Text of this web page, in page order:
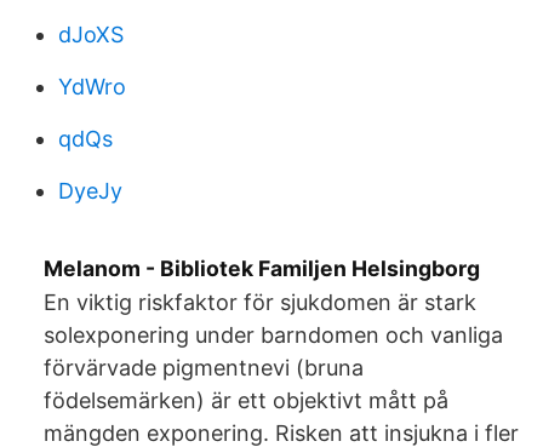
dJoXS
YdWro
qdQs
DyeJy
Melanom - Bibliotek Familjen Helsingborg
En viktig riskfaktor för sjukdomen är stark
solexponering under barndomen och vanliga
förvärvade pigmentnevi (bruna
födelsemärken) är ett objektivt mått på
mängden exponering. Risken att insjukna i fler